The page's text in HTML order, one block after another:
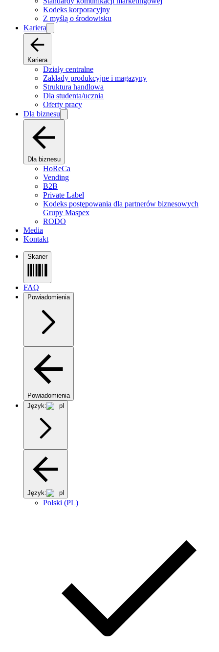
Kodeks korporacyjny
Z myślą o środowisku
Kariera
Kariera
Działy centralne
Zakłady produkcyjne i magazyny
Struktura handlowa
Dla studenta/ucznia
Oferty pracy
Dla biznesu
Dla biznesu
HoReCa
Vending
B2B
Private Label
Kodeks postępowania dla partnerów biznesowych
Grupy Maspex
RODO
Media
Kontakt
Skaner
FAQ
Powiadomienia
Powiadomienia
Język:
pl
Język: pl
Polski (PL)